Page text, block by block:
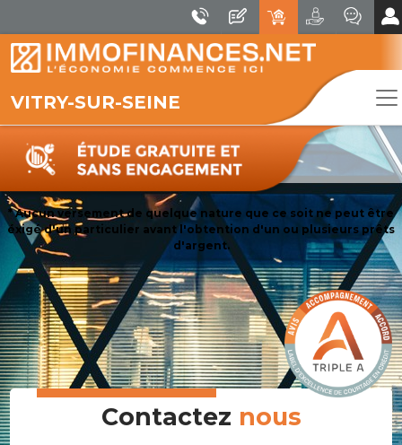
VITRY-SUR-SEINE
* Aucun versement de quelque nature que ce soit ne peut être
éxigé d'un particulier avant l'obtention d'un ou plusieurs prêts
d'argent.
Contactez nous